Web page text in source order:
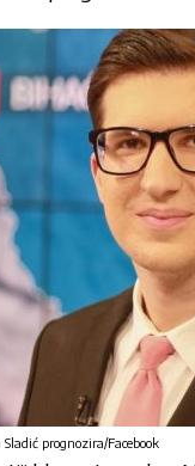
Sladić prognozira/Facebook